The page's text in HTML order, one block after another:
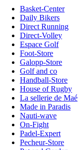
Basket-Center
Daily Bikers
Direct Running
Direct-Volley
Espace Golf
Foot-Store
Galopp-Store
Golf and co
Handball-Store
House of Rugby
La sellerie de Maé
Made in Paradis
Nauti-wave
On-Fight
Padel-Expert
Pecheur-Store